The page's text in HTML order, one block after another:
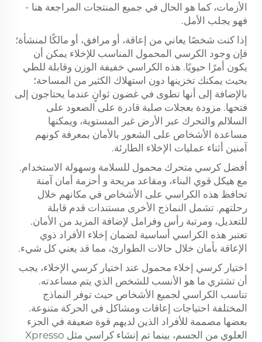
الأزمات، كما هو الحال في جميع المنتجات المراجعة هنا -
فهو يجلب الأمل.
إذا كنت شخصًا يعاني من إعاقة، أو مرافق، أو مالكًا لمنشأة؛
فإن وجود الكرسي المحمول المناسب للإخلاء يمكن أن
يكون أمرًا حيويًا. هذه الكراسي خفيفة الوزن وقابلة للطي
بحيث يمكنك تخزينها دون استهلاك الكثير من المساحة؛
بالإضافة إلى أنها تطوى في غضون ثوانٍ عندما يحتاجون إلى
فتحها. مزودة بعجلات صلبة قادرة على الصعود على
السلالم والتحرك عبر الأرض غير المستوية، ويمكنها
مساعدة الأشخاص على الشعور بالأمان بمعرفة كونهم
آمنين أثناء عمليات الإخلاء الطارئة.
أفضل كرسي متحرك محمول للسلامة وسهولة الاستخدام.
مع هيكل قوي البناء، ومقاعد مريحة و أحزمة أمان آمنة
تحافظ هذه الكراسي على الأشخاص في مكانهم خلال
رحلتهم. تشمل النماذج الأخرى مستندات قدم قابلة
للتعديل، ومرتبة رأس وفرامل لإضافة المزيد من الأمان.
تعتبر هذه الكراسي أساسية لضمان إخلاء الأفراد ذوي
الإعاقة بأمان خلال حالات الطوارئ، مما قد يعني كل شيء.
اختيار كرسي إخلاء محمول عند اختيار كرسي الإخلاء، يجب
أن تشتري ما هو الأنسب للشخص الذي يتم مساعدته.
تناسب الكراسي لجميع الأشخاص حيث توفر النماذج
المختلفة احتياجات إعاقات ومشاكل في الحركة متنوعة.
بعضها مصممة للأفراد الذين لديهم قوة ضعيفة في الجزء
العلوي من الجسم، بينما تم إنشاء كراسي مثل Xpresso